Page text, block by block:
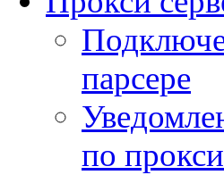
парсере
по